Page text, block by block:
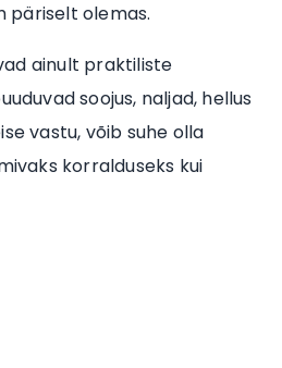
päriselt olemas.
ainult praktiliste
soojus, naljad, hellus
vastu, võib suhe olla
korralduseks kui